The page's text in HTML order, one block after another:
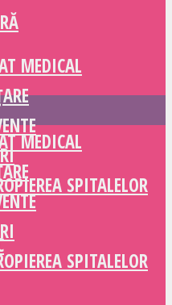
MEDICAL
SPITALELOR
MEDICAL
SPITALELOR